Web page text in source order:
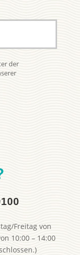
der
Freitag von
10:00 – 14:00